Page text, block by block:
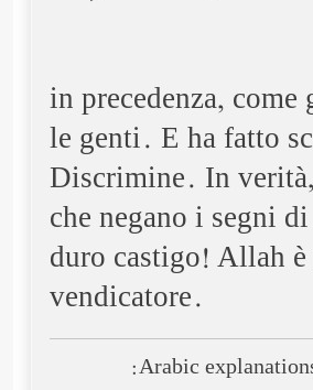
in precedenza, come
le genti. E ha fatto
Discrimine. In
che negano i segni
duro castigo! Allah
vendicatore.
Arabic